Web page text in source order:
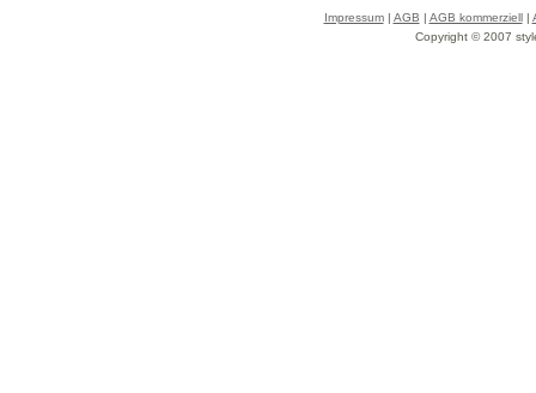
Impressum| AGB | AGB kommerziell|
Copyright © 2007